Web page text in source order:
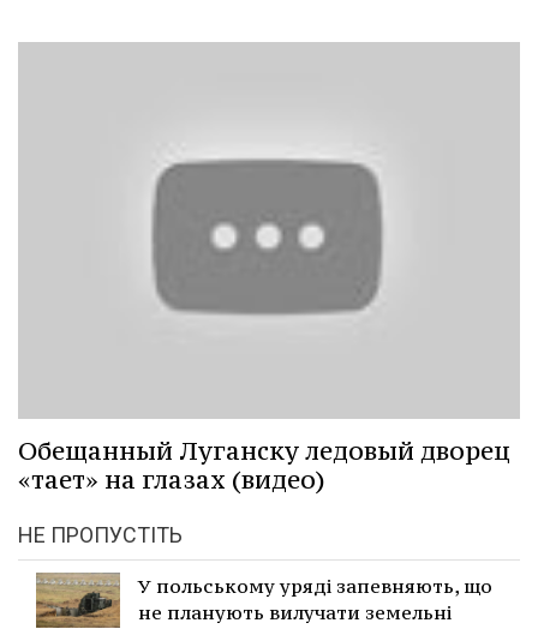
Обещанный Луганску ледовый дворец
«тает» на глазах (видео)
НЕ ПРОПУСТІТЬ
У польському уряді запевняють, що
не планують вилучати земельні